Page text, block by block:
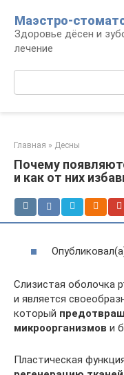
контенту
Маэстро-
Здоровье дёсен и
лечение
Главная » Десны
Почему
и как от них
Слизистая оболочка
и является
который
микроорганизмов и
Пластическая